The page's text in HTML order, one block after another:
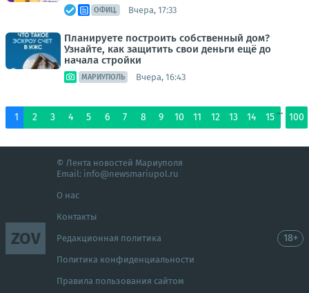
ОФИЦ. Вчера, 17:33
Планируете построить собственный дом?
Узнайте, как защитить свои деньги ещё до
начала стройки
МАРИУПОЛЬ Вчера, 16:43
1 2 3 4 5 6 7 8 9 10 11 12 13 14 15
...
100
ZOV
© Лента новостей Мариуполя
Email: info@newsmariupol.ru
О нас
Контакты
Редакционная политика
Политика конфиденциальности
Правила пользования сайтом
18+